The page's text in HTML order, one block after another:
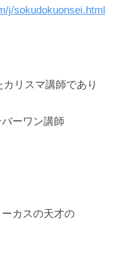
j/sokudokuonsei.html
リスマ講師であり
ーワン講師
カスの天才の